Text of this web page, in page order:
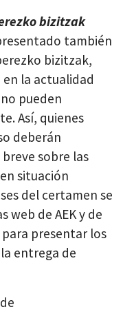
bizitzak
también
bizitzak,
la actualidad
pueden
Así, quienes
deberán
sobre las
situación
del certamen se
web de AEK y de
presentar los
entrega de